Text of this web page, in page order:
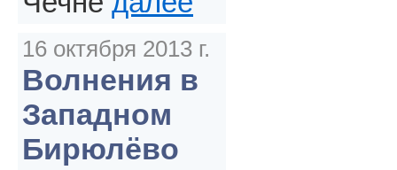
16 октября 2013 г.
Волнения в
Западном
Бирюлёво